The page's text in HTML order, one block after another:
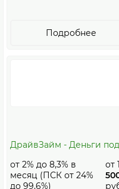
Подробнее
ДрайвЗайм - Деньги
от 2% до 8,3% в
месяц (ПСК от 24%
до 99,6%)
от